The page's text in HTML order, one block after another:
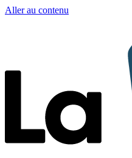
Aller au contenu